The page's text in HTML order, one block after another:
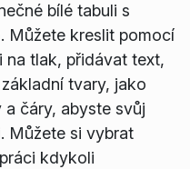
bílé tabuli s
Můžete kreslit pomocí
tlak, přidávat text,
tvary, jako
čáry, abyste svůj
Můžete si vybrat
kdykoli